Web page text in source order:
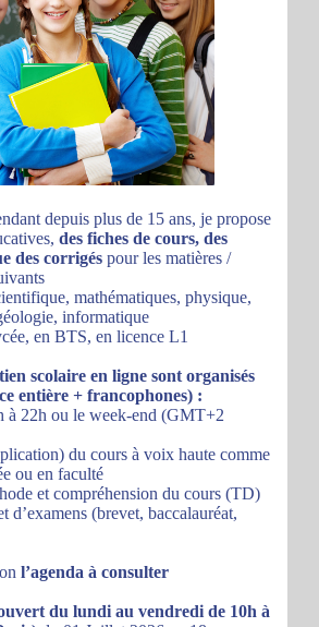
depuis plus de 15 ans, je propose
des fiches de cours, des
des corrigés pour les matières /
mathématiques, physique,
informatique
en BTS, en licence L1
scolaire en ligne sont organisés
entière + francophones) :
à 22h ou le week-end (GMT+2
du cours à voix haute comme
ou en faculté
et compréhension du cours (TD)
d’examens (brevet, baccalauréat,
l’agenda à consulter
du lundi au vendredi de 10h à